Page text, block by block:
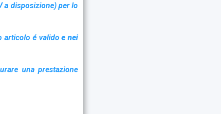
a disposizione) per lo
articolo é validoe nei
una prestazione